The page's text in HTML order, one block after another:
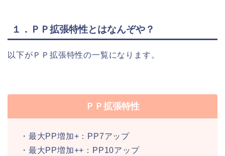
１．ＰＰ拡張特性とはなんぞや？
以下がＰＰ拡張特性の一覧になります。
ＰＰ拡張特性
・最大PP増加+：PP7アップ
・最大PP増加++：PP10アップ